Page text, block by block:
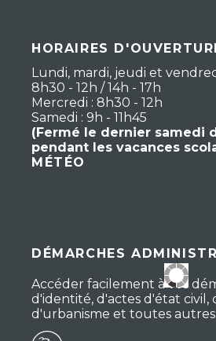
HORAIRES
Lundi, mardi, jeudi et
8h30 - 12h / 14h - 17h
Mercredi : 8h30 - 12h
Samedi : 9h - 11h45
(Fermé le dernier samedi
pendant les vacances
MÉTÉO
DÉMARCHES
Accéder facilement à vos
d'identité, d'actes d'état civil,
d'urbanisme et toutes